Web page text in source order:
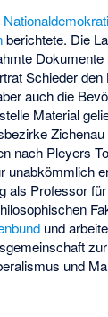
berichtete. Die
Dokumente
Schieder den
auch die
Material
nach Pleyers
unabkömmlich
als Professor
und
und